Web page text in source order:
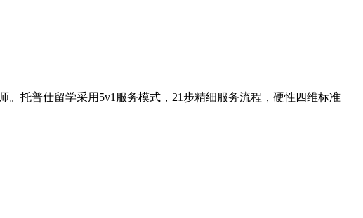
。托普仕留学采用5v1服务模式，21步精细服务流程，硬性四维标准